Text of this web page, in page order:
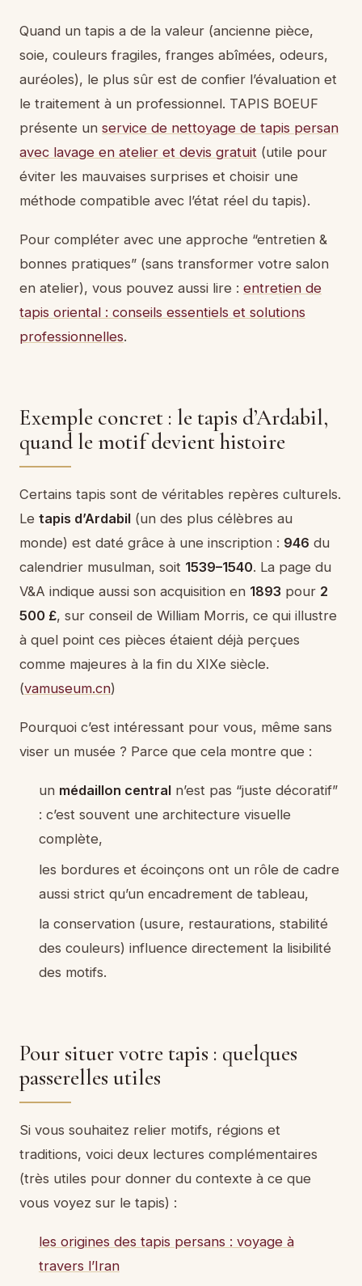
Quand un tapis a de la valeur (ancienne pièce,
soie, couleurs fragiles, franges abîmées, odeurs,
auréoles), le plus sûr est de confier l’évaluation et
le traitement à un professionnel. TAPIS BOEUF
présente un service de nettoyage de tapis persan
avec lavage en atelier et devis gratuit (utile pour
éviter les mauvaises surprises et choisir une
méthode compatible avec l’état réel du tapis).
Pour compléter avec une approche “entretien &
bonnes pratiques” (sans transformer votre salon
en atelier), vous pouvez aussi lire : entretien de
tapis oriental : conseils essentiels et solutions
professionnelles.
Exemple concret : le tapis d’Ardabil,
quand le motif devient histoire
Certains tapis sont de véritables repères culturels.
Le tapis d’Ardabil (un des plus célèbres au
monde) est daté grâce à une inscription : 946 du
calendrier musulman, soit 1539–1540. La page du
V&A indique aussi son acquisition en 1893 pour 2
500 £, sur conseil de William Morris, ce qui illustre
à quel point ces pièces étaient déjà perçues
comme majeures à la fin du XIXe siècle.
(vamuseum.cn)
Pourquoi c’est intéressant pour vous, même sans
viser un musée ? Parce que cela montre que :
un médaillon centraln’est pas “juste décoratif”
: c’est souvent une architecture visuelle
complète,
les bordures et écoinçons ont un rôle de cadre
aussi strict qu’un encadrement de tableau,
la conservation (usure, restaurations, stabilité
des couleurs) influence directement la lisibilité
des motifs.
Pour situer votre tapis : quelques
passerelles utiles
Si vous souhaitez relier motifs, régions et
traditions, voici deux lectures complémentaires
(très utiles pour donner du contexte à ce que
vous voyez sur le tapis) :
les origines des tapis persans : voyage à
travers l’Iran